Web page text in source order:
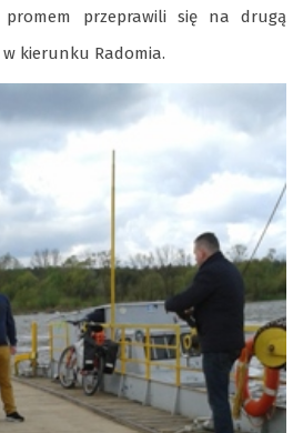
promem przeprawili się na drugą
w kierunku Radomia.